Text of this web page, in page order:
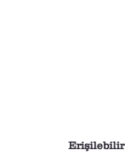
Erişilebilir